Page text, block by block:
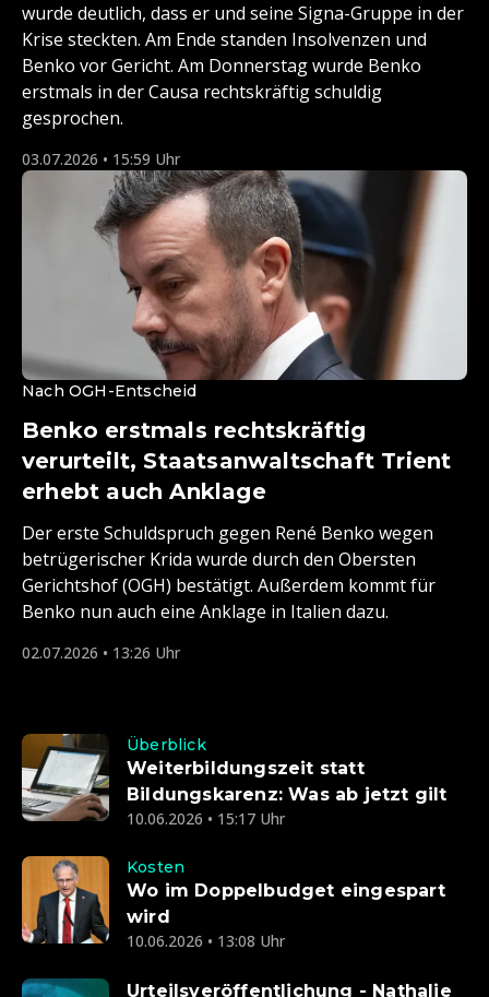
wurde deutlich, dass er und seine Signa-Gruppe in der
Krise steckten. Am Ende standen Insolvenzen und
Benko vor Gericht. Am Donnerstag wurde Benko
erstmals in der Causa rechtskräftig schuldig
gesprochen.
03.07.2026 • 15:59 Uhr
Nach OGH-Entscheid
Benko erstmals rechtskräftig
verurteilt, Staatsanwaltschaft Trient
erhebt auch Anklage
Der erste Schuldspruch gegen René Benko wegen
betrügerischer Krida wurde durch den Obersten
Gerichtshof (OGH) bestätigt. Außerdem kommt für
Benko nun auch eine Anklage in Italien dazu.
02.07.2026 • 13:26 Uhr
Überblick
Weiterbildungszeit statt
Bildungskarenz: Was ab jetzt gilt
10.06.2026 • 15:17 Uhr
Kosten
Wo im Doppelbudget eingespart
wird
10.06.2026 • 13:08 Uhr
Urteilsveröffentlichung - Nathalie